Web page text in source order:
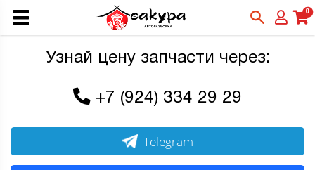
0
Узнай цену запчасти через:
+7 (924) 334 29 29
Telegram